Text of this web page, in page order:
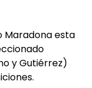
Maradona esta
y Gutiérrez)